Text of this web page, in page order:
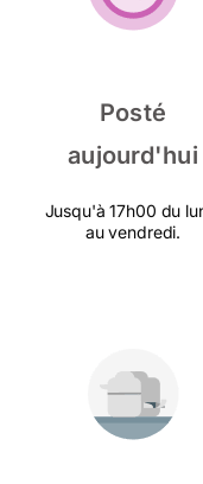
Posté
aujourd'hui
Jusqu'à 17h00 du
au vendredi.